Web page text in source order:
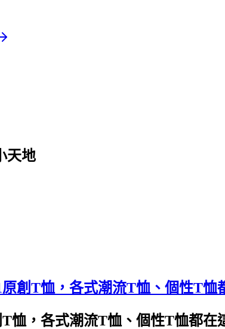
天地
創T恤，各式潮流T恤、個性T恤
恤，各式潮流T恤、個性T恤都在